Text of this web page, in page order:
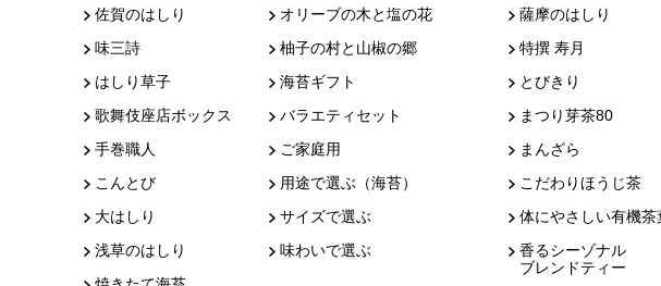
佐賀のはしり
味三詩
はしり草子
歌舞伎座店ボックス
手巻職人
こんとび
大はしり
浅草のはしり
オリーブの木と塩の花
柚子の村と山椒の郷
海苔ギフト
バラエティセット
ご家庭用
用途で選ぶ（海苔）
サイズで選ぶ
味わいで選ぶ
薩摩のはしり
特撰 寿月
とびきり
まつり芽茶80
まんざら
こだわりほうじ茶
体にやさしい有機茶
香るシーゾナル
ブレンドティー